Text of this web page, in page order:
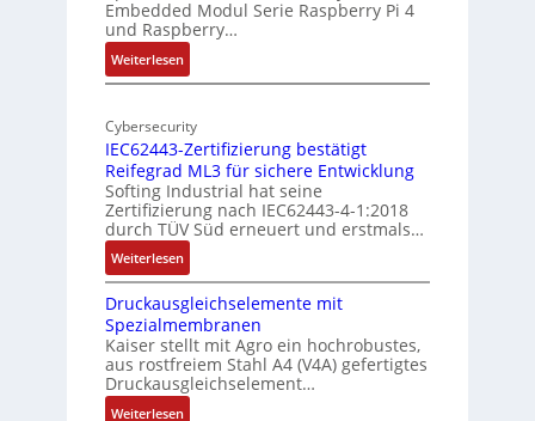
d
E
g
e
l
l
-
I
d
u
t
r
i
e
-
P
C
l
ä
s
Embedded Modul Serie Raspberry Pi 4
und Raspberry…
Weiterlesen:
M
b
i
f
u
n
k
m
o
d
u
l
e
Cybersecurity
IEC62443-Zertifizierung bestätigt
Reifegrad ML3 für sichere Entwicklung
Softing Industrial hat seine
Zertifizierung nach IEC62443-4-1:2018
durch TÜV Süd erneuert und erstmals…
Weiterlesen:
I
E
C
6
2
4
4
Druckausgleichselemente mit
Spezialmembranen
Kaiser stellt mit Agro ein hochrobustes,
aus rostfreiem Stahl A4 (V4A) gefertigtes
Druckausgleichselement…
Weiterlesen: